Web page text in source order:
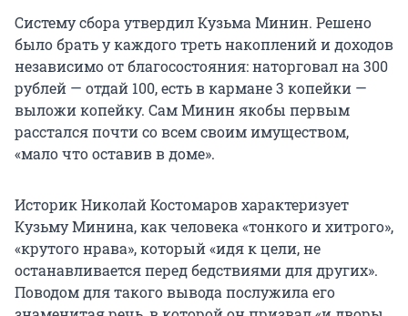
Систему сбора утвердил Кузьма Минин. Решено
было брать у каждого треть накоплений и доходов
независимо от благосостояния: наторговал на 300
рублей — отдай 100, есть в кармане 3 копейки —
выложи копейку. Сам Минин якобы первым
расстался почти со всем своим имуществом,
«мало что оставив в доме».
Историк Николай Костомаров характеризует
Кузьму Минина, как человека «тонкого и хитрого»,
«крутого нрава», который «идя к цели, не
останавливается перед бедствиями для других».
Поводом для такого вывода послужила его